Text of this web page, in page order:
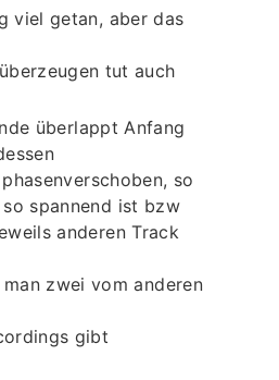
viel getan, aber das
tut auch
überlappt Anfang
so
spannend ist bzw
anderen Track
zwei vom anderen
gibt